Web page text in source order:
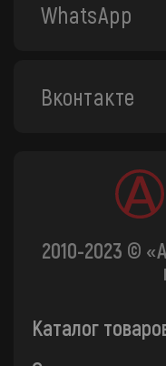
WhatsApp
Вконтакте
2010-2023 ©
Каталог